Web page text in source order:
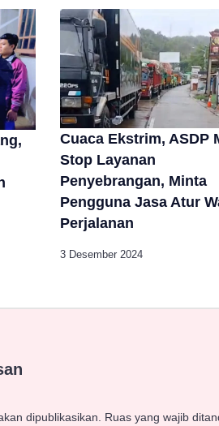
Cuaca Ekstrim, ASDP
Stop Layanan
Penyebrangan, Minta
Pengguna Jasa Atur
Perjalanan
3 Desember 2024
dipublikasikan. Ruas yang wajib